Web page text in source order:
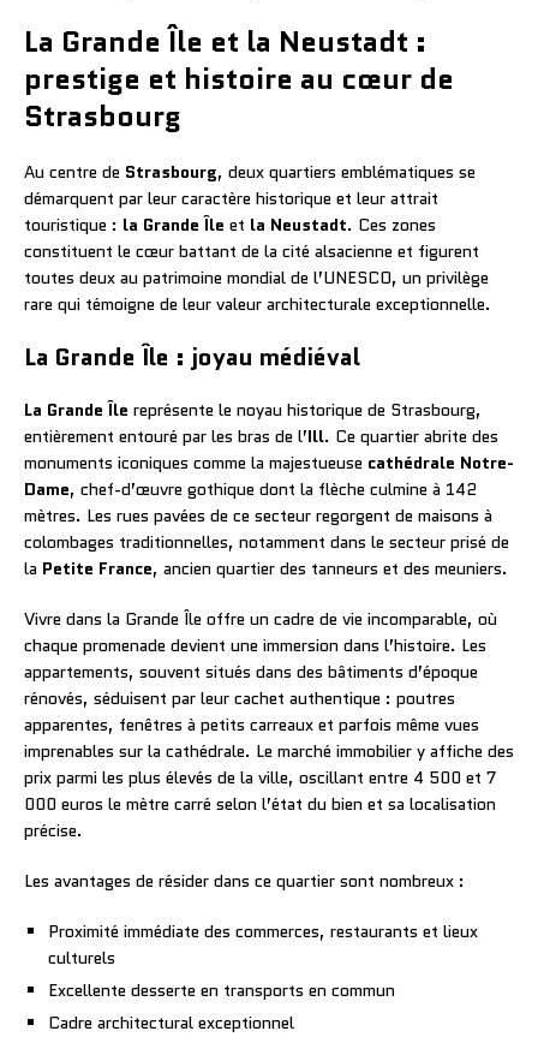
La Grande Île et la Neustadt :
prestige et histoire au cœur de
Strasbourg
Au centre de Strasbourg, deux quartiers emblématiques se
démarquent par leur caractère historique et leur attrait
touristique : la Grande Île et la Neustadt. Ces zones
constituent le cœur battant de la cité alsacienne et figurent
toutes deux au patrimoine mondial de l’UNESCO, un privilège
rare qui témoigne de leur valeur architecturale exceptionnelle.
La Grande Île : joyau médiéval
La Grande Île représente le noyau historique de Strasbourg,
entièrement entouré par les bras de l’Ill. Ce quartier abrite des
monuments iconiques comme la majestueuse cathédrale Notre-
Dame, chef-d’œuvre gothique dont la flèche culmine à 142
mètres. Les rues pavées de ce secteur regorgent de maisons à
colombages traditionnelles, notamment dans le secteur prisé de
la Petite France, ancien quartier des tanneurs et des meuniers.
Vivre dans la Grande Île offre un cadre de vie incomparable, où
chaque promenade devient une immersion dans l’histoire. Les
appartements, souvent situés dans des bâtiments d’époque
rénovés, séduisent par leur cachet authentique : poutres
apparentes, fenêtres à petits carreaux et parfois même vues
imprenables sur la cathédrale. Le marché immobilier y affiche des
prix parmi les plus élevés de la ville, oscillant entre 4 500 et 7
000 euros le mètre carré selon l’état du bien et sa localisation
précise.
Les avantages de résider dans ce quartier sont nombreux :
Proximité immédiate des commerces, restaurants et lieux
culturels
Excellente desserte en transports en commun
Cadre architectural exceptionnel